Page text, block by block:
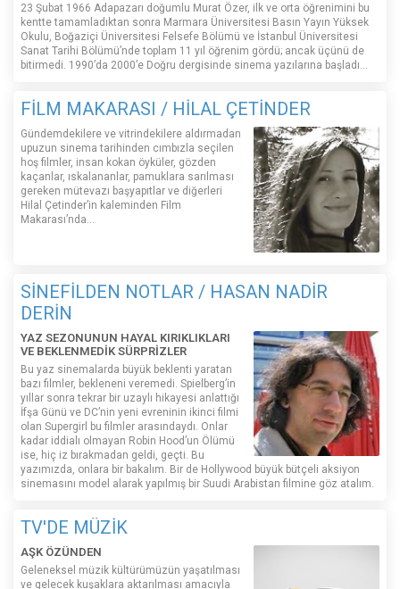
23 Şubat 1966 Adapazarı doğumlu Murat Özer, ilk ve orta öğrenimini bu
kentte tamamladıktan sonra Marmara Üniversitesi Basın Yayın Yüksek
Okulu, Boğaziçi Üniversitesi Felsefe Bölümü ve İstanbul Üniversitesi
Sanat Tarihi Bölümü’nde toplam 11 yıl öğrenim gördü; ancak üçünü de
bitirmedi. 1990’da 2000’e Doğru dergisinde sinema yazılarına başladı...
FİLM MAKARASI / HİLAL ÇETİNDER
Gündemdekilere ve vitrindekilere aldırmadan
upuzun sinema tarihinden cımbızla seçilen
hoş filmler, insan kokan öyküler, gözden
kaçanlar, ıskalananlar, pamuklara sarılması
gereken mütevazı başyapıtlar ve diğerleri
Hilal Çetinder’in kaleminden Film
Makarası’nda…
SİNEFİLDEN NOTLAR / HASAN NADİR
DERİN
YAZ SEZONUNUN HAYAL KIRIKLIKLARI
VE BEKLENMEDİK SÜRPRİZLER
Bu yaz sinemalarda büyük beklenti yaratan
bazı filmler, bekleneni veremedi. Spielberg’in
yıllar sonra tekrar bir uzaylı hikayesi anlattığı
İfşa Günü ve DC’nin yeni evreninin ikinci filmi
olan Supergirl bu filmler arasındaydı. Onlar
kadar iddialı olmayan Robin Hood’un Ölümü
ise, hiç iz bırakmadan geldi, geçti. Bu
yazımızda, onlara bir bakalım. Bir de Hollywood büyük bütçeli aksiyon
sinemasını model alarak yapılmış bir Suudi Arabistan filmine göz atalım.
TV'DE MÜZİK
AŞK ÖZÜNDEN
Geleneksel müzik kültürümüzün yaşatılması
ve gelecek kuşaklara aktarılması amacıyla